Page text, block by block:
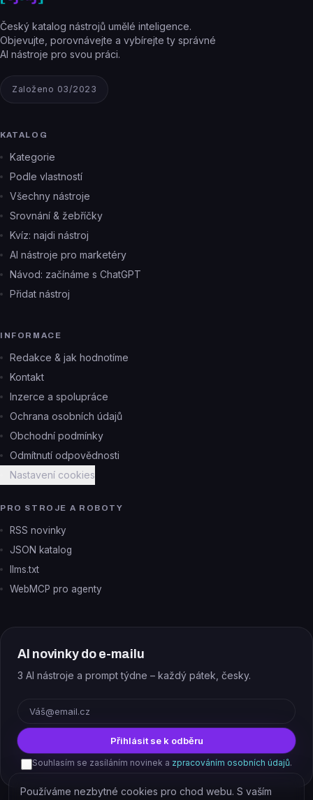
Český katalog nástrojů umělé inteligence.
Objevujte, porovnávejte a vybírejte ty správné
AI nástroje pro svou práci.
Založeno 03/2023
KATALOG
Kategorie
Podle vlastností
Všechny nástroje
Srovnání & žebříčky
Kvíz: najdi nástroj
AI nástroje pro marketéry
Návod: začínáme s ChatGPT
Přidat nástroj
INFORMACE
Redakce & jak hodnotíme
Kontakt
Inzerce a spolupráce
Ochrana osobních údajů
Obchodní podmínky
Odmítnutí odpovědnosti
Nastavení cookies
PRO STROJE A ROBOTY
RSS novinky
JSON katalog
llms.txt
WebMCP pro agenty
AI novinky do e-mailu
3 AI nástroje a prompt týdne – každý pátek, česky.
Přihlásit se k odběru
Souhlasím se zasíláním novinek a zpracováním osobních údajů.
Používáme nezbytné cookies pro chod webu. S vaším